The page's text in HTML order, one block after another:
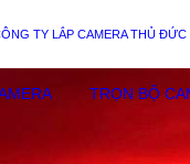
TY LẮP CAMERA THỦ ĐỨC
TRỌN BỘ